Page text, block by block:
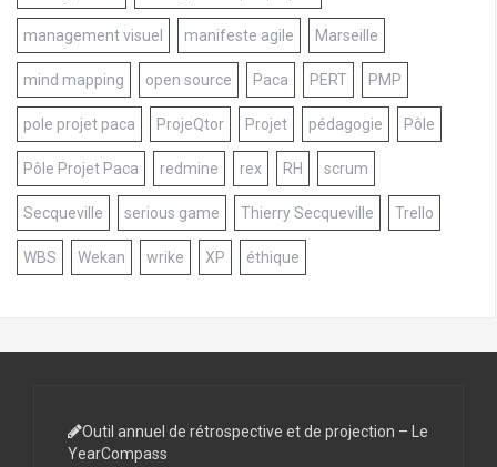
management visuel manifeste agile Marseille
mind mapping open source Paca PERT PMP
pole projet paca ProjeQtor Projet pédagogie Pôle
Pôle Projet Paca redmine rex RH scrum
Secqueville serious game Thierry Secqueville Trello
WBS Wekan wrike XP éthique
Outil annuel de rétrospective et de projection – Le
YearCompass